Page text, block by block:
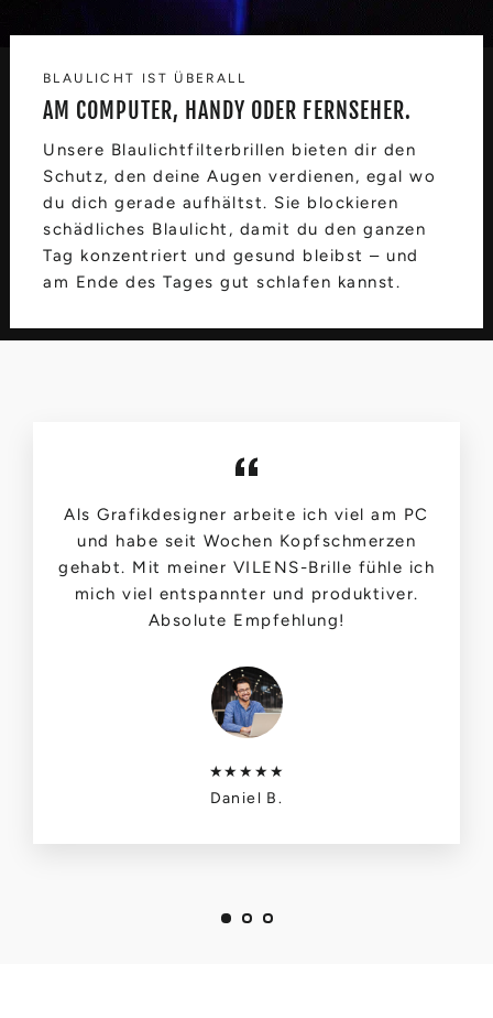
BLAULICHT IST ÜBERALL
AM COMPUTER, HANDY ODER FERNSEHER.
Unsere Blaulichtfilterbrillen bieten dir den
Schutz, den deine Augen verdienen, egal wo
du dich gerade aufhältst. Sie blockieren
schädliches Blaulicht, damit du den ganzen
Tag konzentriert und gesund bleibst – und
am Ende des Tages gut schlafen kannst.
Als Grafikdesigner arbeite ich viel am PC
und habe seit Wochen Kopfschmerzen
gehabt. Mit meiner VILENS-Brille fühle ich
mich viel entspannter und produktiver.
Absolute Empfehlung!
★★★★★
Daniel B.